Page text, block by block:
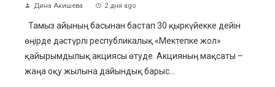
Дина Акишева 2 дня ago
Тамыз айының басынан бастап 30 қыркүйекке дейін
өңірде дәстүрлі республикалық «Мектепке жол»
қайырымдылық акциясы өтуде. Акцияның мақсаты –
жаңа оқу жылына дайындық барыс...